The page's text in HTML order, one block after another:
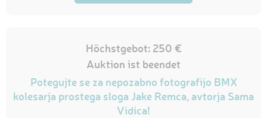
Höchstgebot: 250 €
Auktion ist beendet
Potegujte se za nepozabno fotografijo BMX
kolesarja prostega sloga Jake Remca, avtorja Sama
Vidica!